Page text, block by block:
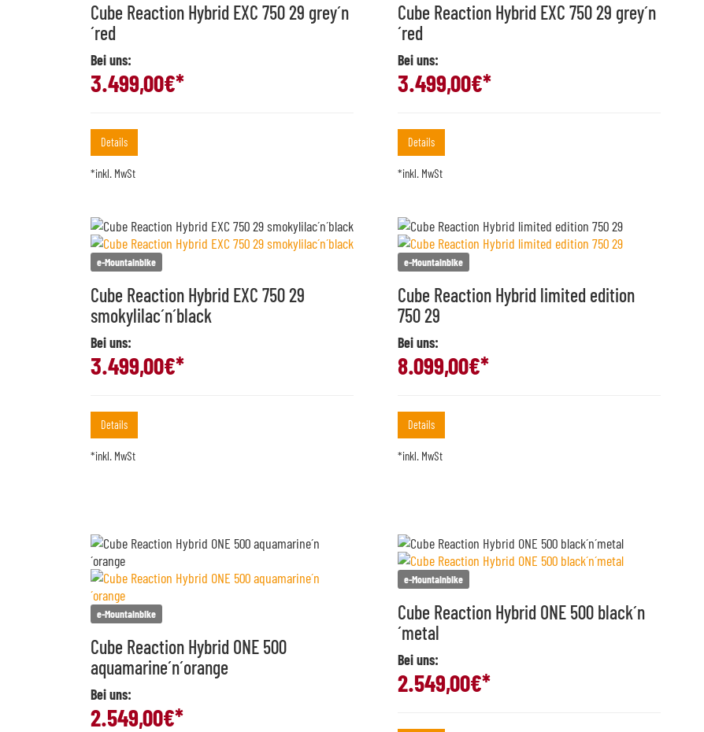
Cube Reaction Hybrid EXC 750 29 grey´n
´red
Bei uns:
3.499,00€*
Details
*inkl. MwSt
Cube Reaction Hybrid EXC 750 29 grey´n
´red
Bei uns:
3.499,00€*
Details
*inkl. MwSt
e-Mountainbike
Cube Reaction Hybrid EXC 750 29
smokylilac´n´black
Bei uns:
3.499,00€*
Details
*inkl. MwSt
e-Mountainbike
Cube Reaction Hybrid limited edition
750 29
Bei uns:
8.099,00€*
Details
*inkl. MwSt
e-Mountainbike
Cube Reaction Hybrid ONE 500
aquamarine´n´orange
Bei uns:
2.549,00€*
e-Mountainbike
Cube Reaction Hybrid ONE 500 black´n
´metal
Bei uns:
2.549,00€*